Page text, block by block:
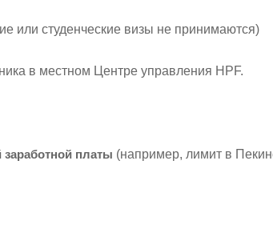
или студенческие визы не принимаются)
в местном Центре управления HPF.
заработной платы (например, лимит в